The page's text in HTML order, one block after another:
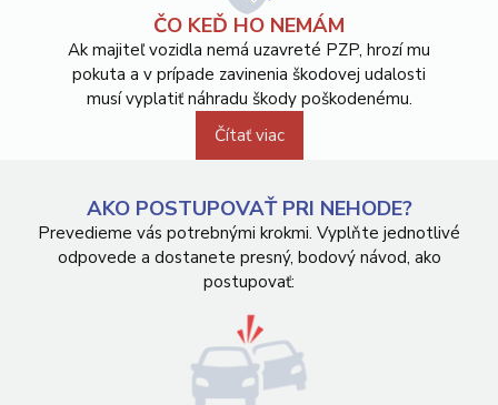
ČO KEĎ HO NEMÁM
Ak majiteľ vozidla nemá uzavreté PZP, hrozí mu
pokuta a v prípade zavinenia škodovej udalosti
musí vyplatiť náhradu škody poškodenému.
Čítať viac
AKO POSTUPOVAŤ PRI NEHODE?
Prevedieme vás potrebnými krokmi. Vyplňte jednotlivé
odpovede a dostanete presný, bodový návod, ako
postupovať: